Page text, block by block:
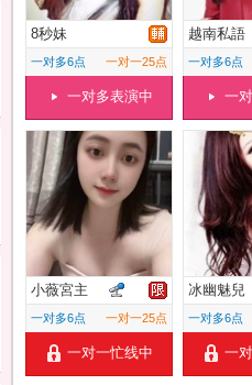
8秒妹
一对多6点 一对一25点
一对多表演中
越南私語
一对多6点
一
小薇宮主
一对多6点 一对一25点
一对一忙线中
冰幽魅兒
一对多6点
一